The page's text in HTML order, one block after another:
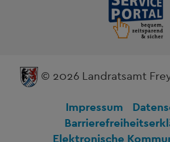
© 2026 Landratsamt
Impressum
Elektronische